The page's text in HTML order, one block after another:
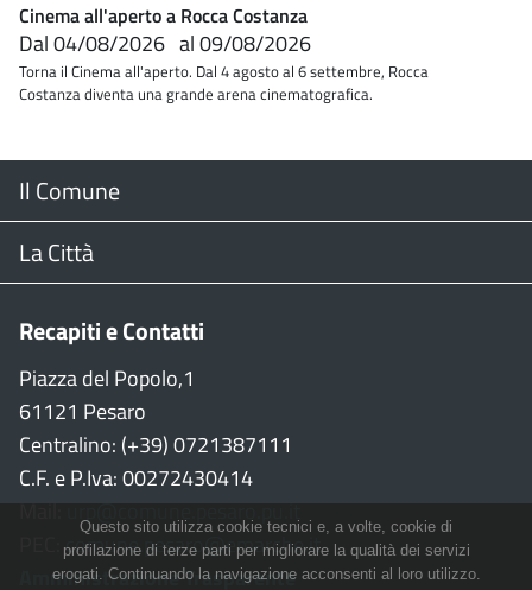
Cinema all'aperto a Rocca Costanza
Dal04/08/2026 al09/08/2026
Torna il Cinema all'aperto. Dal 4 agosto al 6 settembre, Rocca
Costanza diventa una grande arena cinematografica.
Menu
Footer
Il Comune
Il Sindaco
Consiglio Comunale
CON
Garante persone con disabilità
Richiesta sale e patrocinio
La Città
Stradario
WiFi
Città della Musica
Città della Bicicletta
Recapiti e Contatti
Piazza del Popolo,1
61121 Pesaro
Centralino: (+39) 0721387111
C.F. e P.Iva: 00272430414
Mail:urp@comune.pesaro.pu.it
PEC:comune.pesaro@emarche.it
Amministrazione Trasparente
Questo sito utilizza cookie tecnici e, a volte, cookie di
profilazione di terze parti per migliorare la qualità dei servizi
erogati. Continuando la navigazione acconsenti al loro utilizzo.